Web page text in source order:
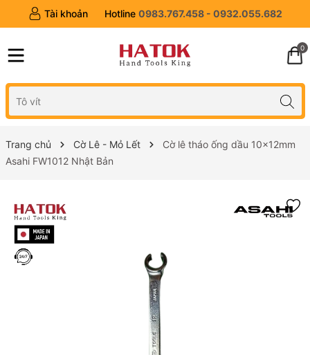
Tài khoản Hotline 0983.767.458 - 0932.055.682
0
Trang chủ Cờ Lê - Mỏ Lết
Cờ lê tháo ống dầu 10x12mm
Asahi FW1012 Nhật Bản